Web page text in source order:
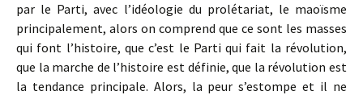
par le Parti, avec l’idéologie du prolétariat, le maoïsme
principalement, alors on comprend que ce sont les masses
qui font l’histoire, que c’est le Parti qui fait la révolution,
que la marche de l’histoire est définie, que la révolution est
la tendance principale. Alors, la peur s’estompe et il ne